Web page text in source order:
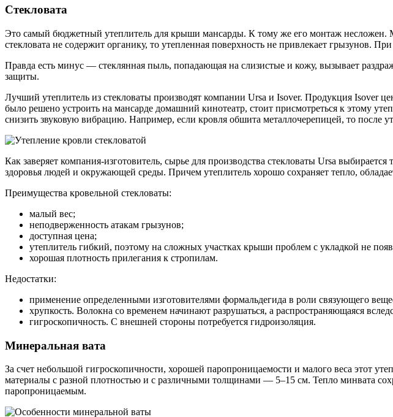
Стекловата
Это самый бюджетный утеплитель для крыши мансарды. К тому же его монтаж несложен.
стекловата не содержит органику, то утепленная поверхность не привлекает грызунов.
Правда есть минус — стеклянная пыль, попадающая на слизистые и кожу, вызывает
защиты.
Лучший утеплитель из стекловаты производят компании Ursa и Isover. Продукция Isover
было решено устроить на мансарде домашний кинотеатр, стоит присмотреться к этому
снизить звуковую вибрацию. Например, если кровля обшита металлочерепицей, то после
Как заверяет компания-изготовитель, сырье для производства стекловаты Ursa
здоровья людей и окружающей среды. Причем утеплитель хорошо сохраняет тепло,
Преимущества кровельной стекловаты:
малый вес;
неподверженность атакам грызунов;
доступная цена;
утеплитель гибкий, поэтому на сложных участках крыши проблем с укладкой не
хорошая плотность прилегания к стропилам.
Недостатки:
применение определенными изготовителями формальдегида в роли связующего
хрупкость. Волокна со временем начинают разрушаться, а распространяющаяся
гигроскопичность. С внешней стороны потребуется гидроизоляция.
Минеральная вата
За счет небольшой гигроскопичности, хорошей паропроницаемости и малого веса этот
материалы с разной плотностью и с различными толщинами — 5–15 см. Тепло минвата
паропроницаемым.